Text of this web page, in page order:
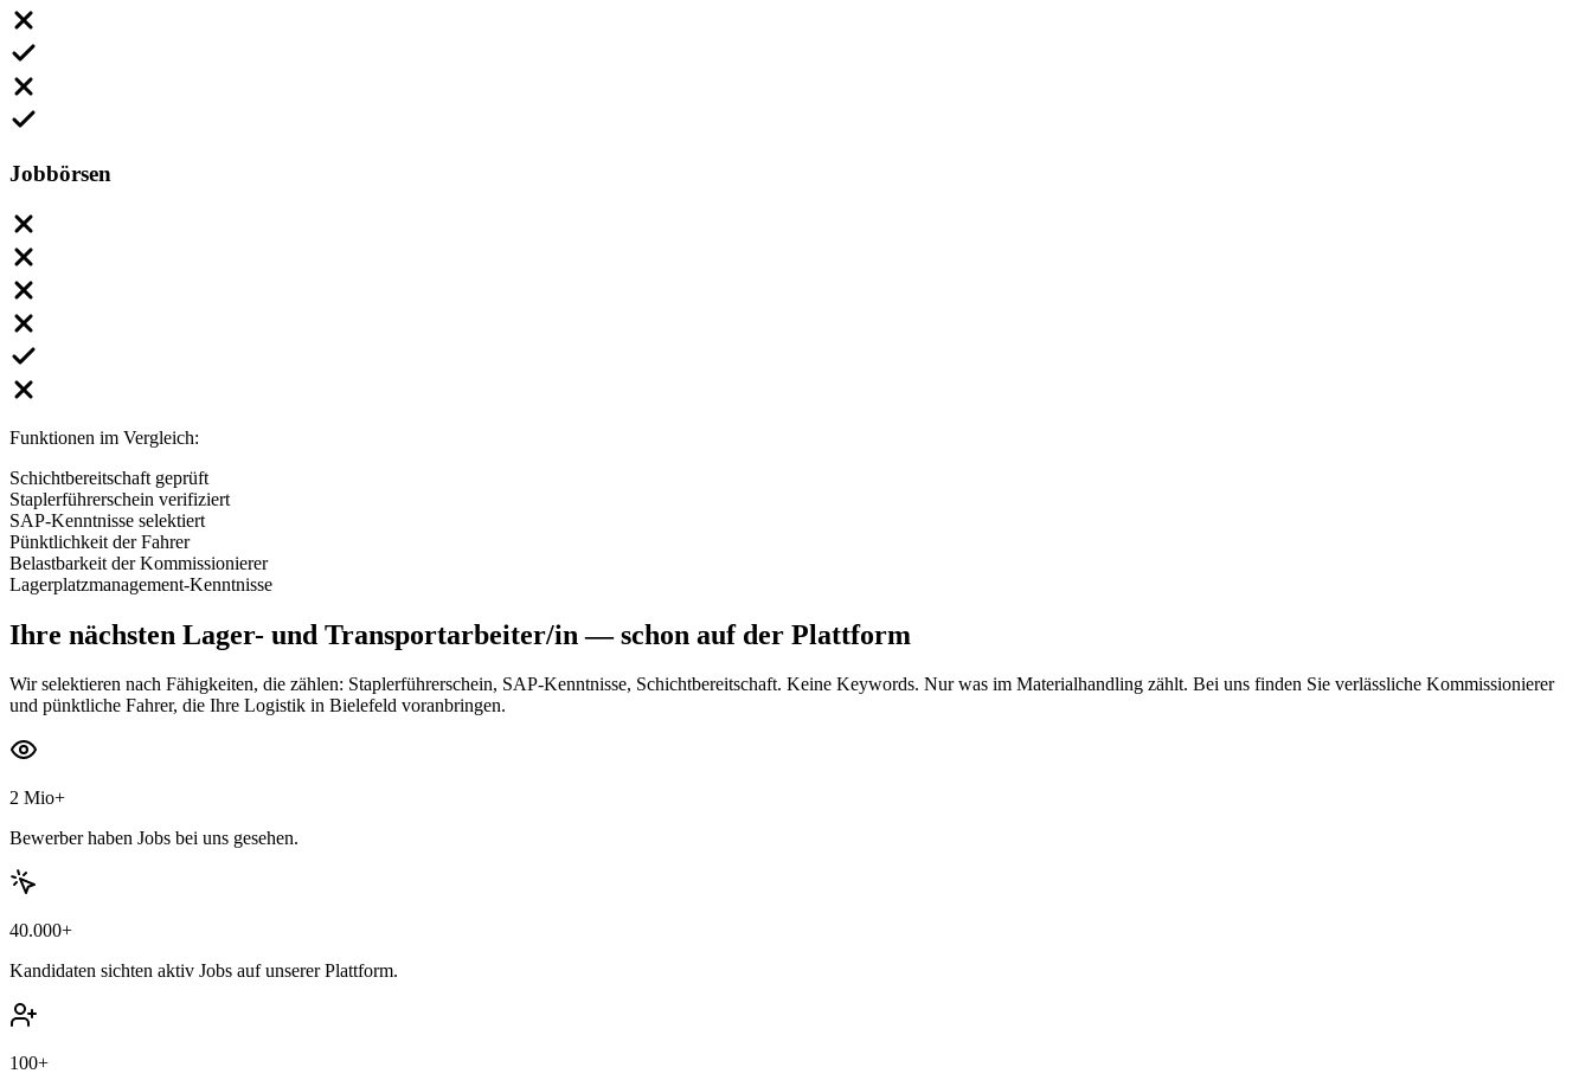
Jobbörsen
Funktionen im Vergleich:
Schichtbereitschaft geprüft
Staplerführerschein verifiziert
SAP-Kenntnisse selektiert
Pünktlichkeit der Fahrer
Belastbarkeit der Kommissionierer
Lagerplatzmanagement-Kenntnisse
Ihre nächsten Lager- und Transportarbeiter/in — schon auf der Plattform
Wir selektieren nach Fähigkeiten, die zählen: Staplerführerschein, SAP-Kenntnisse, Schichtbereitschaft. Keine Keywords. Nur was im Materialhandling zählt. Bei uns finden Sie verlässliche Kommissionierer
und pünktliche Fahrer, die Ihre Logistik in Bielefeld voranbringen.
2 Mio+
Bewerber haben Jobs bei uns gesehen.
40.000+
Kandidaten sichten aktiv Jobs auf unserer Plattform.
100+